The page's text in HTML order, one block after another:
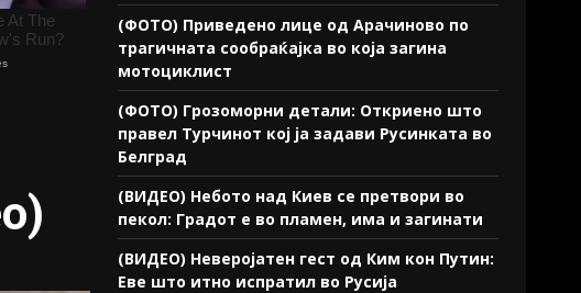
(ФОТО) Приведено лице од Арачиново по
трагичната сообраќајка во која загина
мотоциклист
(ФОТО) Грозоморни детали: Откриено што
правел Турчинот кој ја задави Русинката во
Белград
(ВИДЕО) Небото над Киев се претвори во
пекол: Градот е во пламен, има и загинати
(ВИДЕО) Неверојатен гест од Ким кон Путин:
Еве што итно испратил во Русија